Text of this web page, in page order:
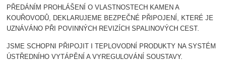
PŘEDÁNÍM PROHLÁŠENÍ O VLASTNOSTECH KAMEN A
KOUŘOVODŮ, DEKLARUJEME BEZPEČNÉ PŘIPOJENÍ, KTERÉ JE
UZNÁVÁNO PŘI POVINNÝCH REVIZÍCH SPALINOVÝCH CEST.
JSME SCHOPNI PŘIPOJIT I TEPLOVODNÍ PRODUKTY NA SYSTÉM
ÚSTŘEDNÍHO VYTÁPĚNÍ A VYREGULOVÁNÍ SOUSTAVY.